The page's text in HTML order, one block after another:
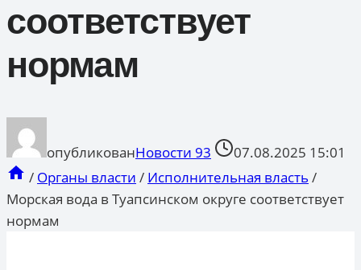
соответствует
нормам
опубликованНовости 93
07.08.2025 15:01
/ Органы власти / Исполнительная власть /
Морская вода в Туапсинском округе соответствует
нормам